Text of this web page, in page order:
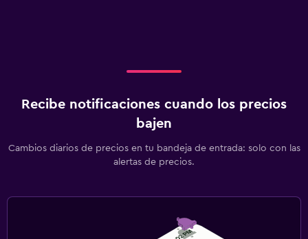
Recibe notificaciones cuando los precios
bajen
Cambios diarios de precios en tu bandeja de entrada: solo con las
alertas de precios.